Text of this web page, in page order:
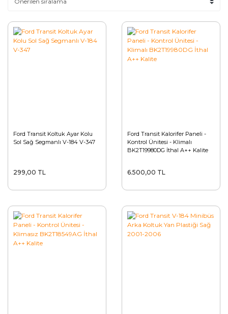
Ford Transit Koltuk Ayar Kolu
Sol Sağ Segmanlı V-184 V-347
299,00 TL
Ford Transit Kalorifer Paneli -
Kontrol Ünitesi - Klimalı
BK2T19980DG İthal A++ Kalite
6.500,00 TL